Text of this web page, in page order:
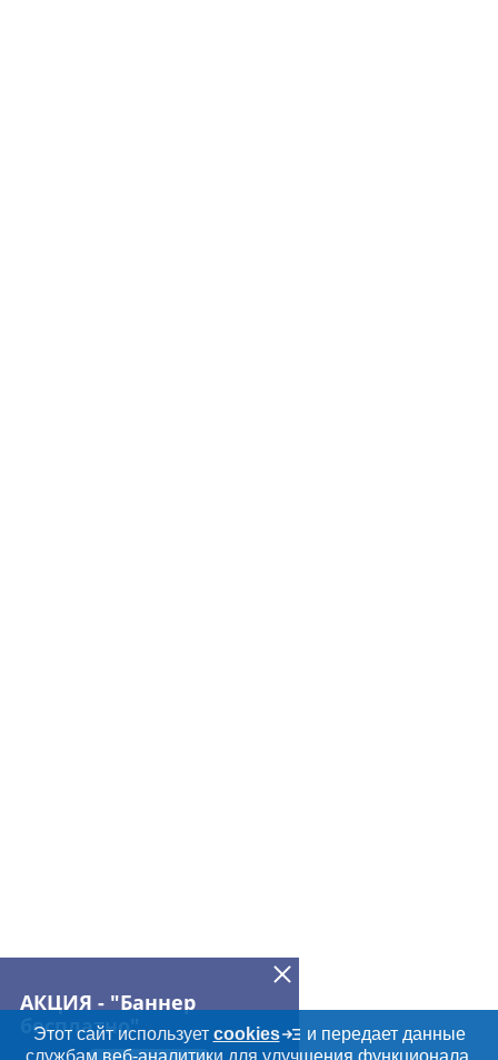
АКЦИЯ - "Баннер
бесплатно"
Этот сайт использует cookies
и передает данные
службам веб-аналитики для улучшения функционала.